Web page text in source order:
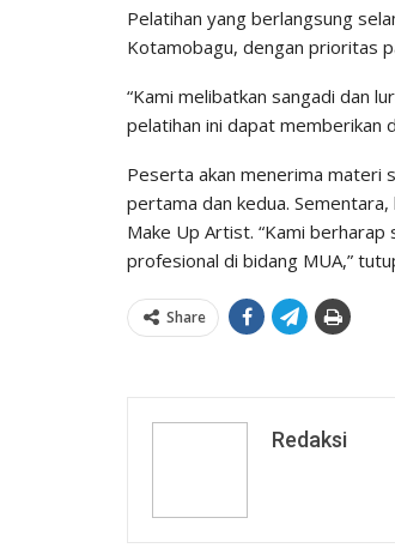
Pelatihan yang berlangsung
Kotamobagu, dengan prioritas
“Kami melibatkan sangadi dan
pelatihan ini dapat memberikan
Peserta akan menerima materi
pertama dan kedua.
Make Up Artist. “Kami
profesional di bidang MUA,”
Share
Redaksi